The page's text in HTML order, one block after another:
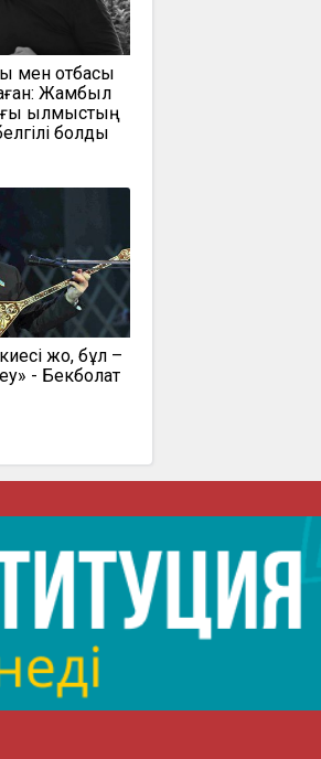
мен отбасы
Жамбыл
қылмыстың
болды
жоқ, бұл –
- Бекболат